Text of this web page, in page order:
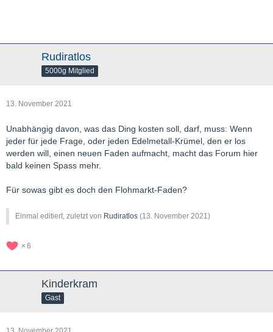
Rudiratlos
5000g Mitglied
13. November 2021
Unabhängig davon, was das Ding kosten soll, darf, muss: Wenn
jeder für jede Frage, oder jeden Edelmetall-Krümel, den er los
werden will, einen neuen Faden aufmacht, macht das Forum hier
bald keinen Spass mehr.
Für sowas gibt es doch den Flohmarkt-Faden?
Einmal editiert, zuletzt von Rudiratlos (13. November 2021)
6
Kinderkram
Gast